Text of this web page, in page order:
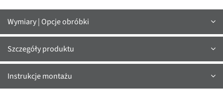
Wymiary | Opcje obróbki
Szczegóły produktu
Instrukcje montażu